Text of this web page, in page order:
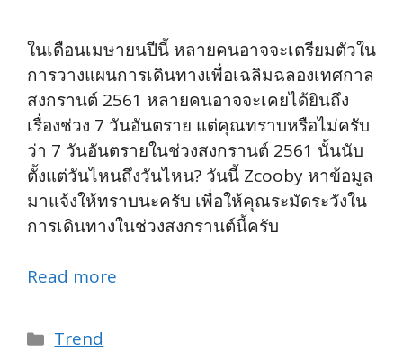
ในเดือนเมษายนปีนี้ หลายคนอาจจะเตรียมตัวใน
การวางแผนการเดินทางเพื่อเฉลิมฉลองเทศกาล
สงกรานต์ 2561 หลายคนอาจจะเคยได้ยินถึง
เรื่องช่วง 7 วันอันตราย แต่คุณทราบหรือไม่ครับ
ว่า 7 วันอันตรายในช่วงสงกรานต์ 2561 นั้นนับ
ตั้งแต่วันไหนถึงวันไหน? วันนี้ Zcooby หาข้อมูล
มาแจ้งให้ทราบนะครับ เพื่อให้คุณระมัดระวังใน
การเดินทางในช่วงสงกรานต์นี้ครับ
Read more
Categories
Trend